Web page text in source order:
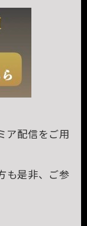
ア配信をご用
も是非、ご参